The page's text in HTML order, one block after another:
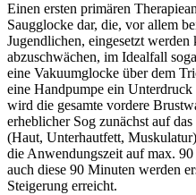
Einen ersten primären
Saugglocke dar, die, vor allem
Jugendlichen, eingesetzt
abzuschwächen, im Idealfall
eine Vakuumglocke über dem
eine Handpumpe ein
wird die gesamte vordere
erheblicher Sog zunächst auf
(Haut, Unterhautfett,
die Anwendungszeit auf max.
auch diese 90 Minuten werden
Steigerung erreicht.